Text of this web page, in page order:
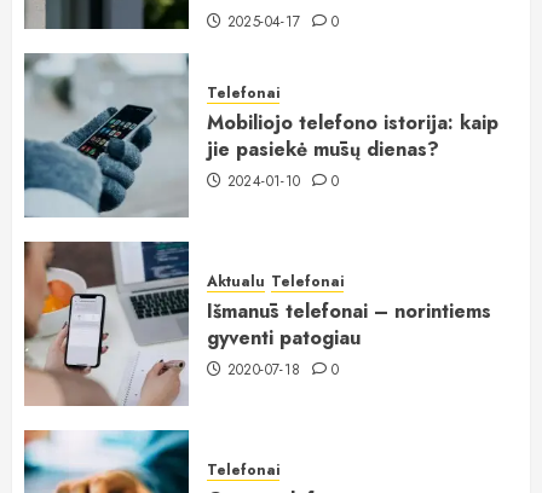
2025-04-17 0
Telefonai
Mobiliojo telefono istorija: kaip
jie pasiekė mūsų dienas?
2024-01-10 0
Aktualu Telefonai
Išmanūs telefonai – norintiems
gyventi patogiau
2020-07-18 0
Telefonai